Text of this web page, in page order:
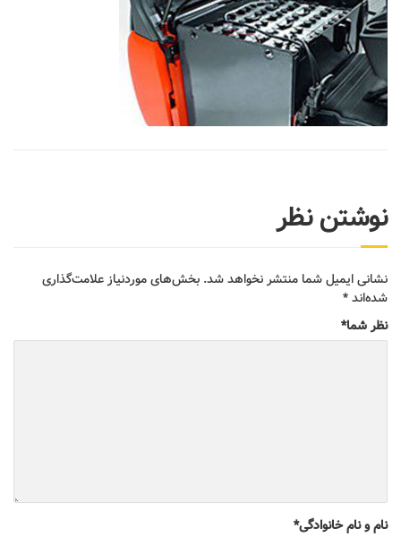
نوشتن نظر
نشانی ایمیل شما منتشر نخواهد شد. بخش‌های موردنیاز علامت‌گذاری
شده‌اند*
نظر شما*
نام و نام خانوادگی*